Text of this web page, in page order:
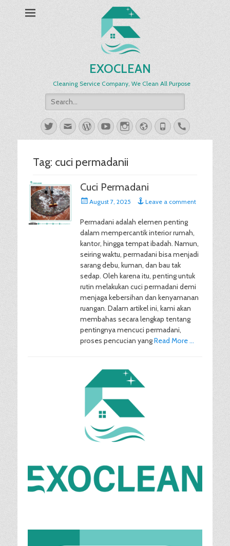
EXOCLEAN
Cleaning Service Company, We Clean All Purpose
Search
for:
TwitterEmailWordPress
YouTubeInstagram
Website
PhoneHandset
Tag: cuci permadanii
Cuci Permadani
PostedAugust 7, 2025 Leave a comment
Permadani adalah elemen penting
dalam mempercantik interior rumah,
kantor, hingga tempat ibadah. Namun,
seiring waktu, permadani bisa menjadi
sarang debu, kuman, dan bau tak
sedap. Oleh karena itu, penting untuk
rutin melakukan cuci permadani demi
menjaga kebersihan dan kenyamanan
ruangan. Dalam artikel ini, kami akan
membahas secara lengkap tentang
pentingnya mencuci permadani,
proses pencucian yangRead More …